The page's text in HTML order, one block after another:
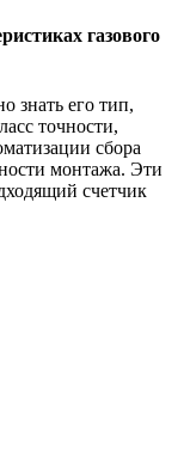
газового
знать его тип,
точности,
сбора
монтажа. Эти
счетчик